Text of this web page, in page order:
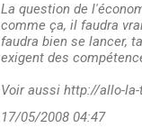
La question de
comme ça, il faudra
faudra bien se lancer,
exigent des
Voir aussi http://allo-
17/05/2008 04:47